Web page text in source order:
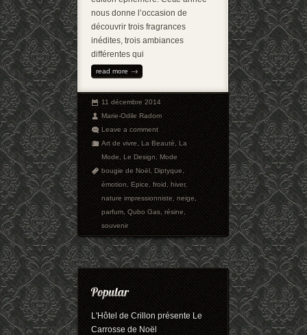
nous donne l’occasion de
découvrir trois fragrances
inédites, trois ambiances
différentes qui
read more
11 décembre 2014
Marie-Odile Radom
Leave a comment
Art de vivre,La Beauté,La
Mode,Le Design,Mode
bougie de Noël,Diptyque,
émotion,Epice,froid,hiver,
nature impressionniste,neige,
parfum,Qubo Gas,résine,
souvenir
L'Hôtel de Crillon présente Le
Carrosse de Noël